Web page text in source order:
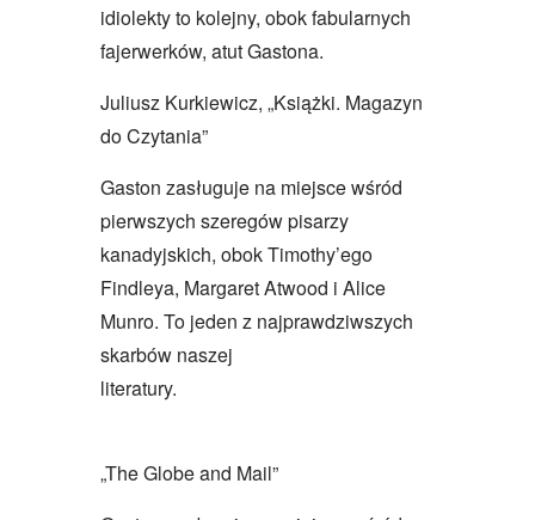
idiolekty to kolejny, obok fabularnych
fajerwerków, atut Gastona.
Juliusz Kurkiewicz, „Książki. Magazyn
do Czytania”
Gaston zasługuje na miejsce wśród
pierwszych szeregów pisarzy
kanadyjskich, obok Timothy’ego
Findleya, Margaret Atwood i Alice
Munro. To jeden z najprawdziwszych
skarbów naszej
literatury.
„The Globe and Mail”